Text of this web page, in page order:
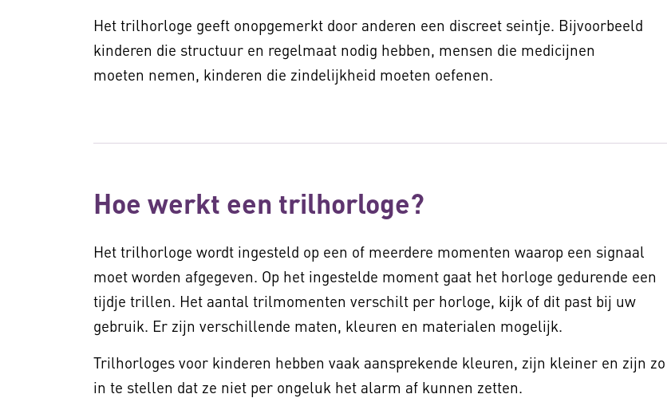
Het trilhorloge geeft onopgemerkt door anderen een discreet seintje. Bijvoorbeeld
kinderen die structuur en regelmaat nodig hebben, mensen die medicijnen
moeten nemen, kinderen die zindelijkheid moeten oefenen.
Hoe werkt een trilhorloge?
Het trilhorloge wordt ingesteld op een of meerdere momenten waarop een signaal
moet worden afgegeven. Op het ingestelde moment gaat het horloge gedurende een
tijdje trillen. Het aantal trilmomenten verschilt per horloge, kijk of dit past bij uw
gebruik. Er zijn verschillende maten, kleuren en materialen mogelijk.
Trilhorloges voor kinderen hebben vaak aansprekende kleuren, zijn kleiner en zijn zo
in te stellen dat ze niet per ongeluk het alarm af kunnen zetten.